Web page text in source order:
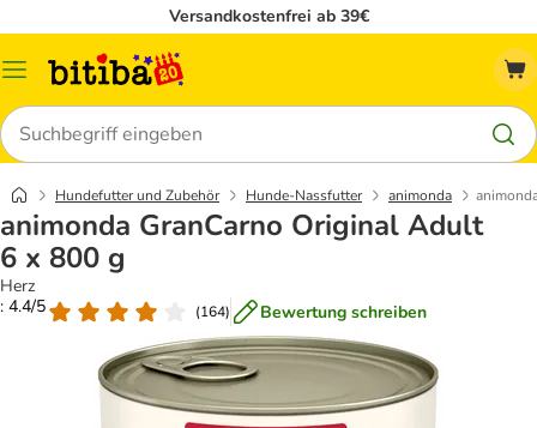
Versandkostenfrei ab 39€
Menü
Suchen
Hundefutter und Zubehör Hunde-Nassfutter animonda
animonda GranCarno Original Adult
6 x 800 g
Herz
: 4.4/5
(164) Bewertung schreiben